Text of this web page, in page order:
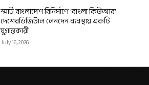
স্মার্ট বাংলাদেশ বিনির্মাণে ‘বাংলা কিউআর’
দেশেরডিজিটাল লেনদেন ব্যবস্থায় একটি
যুগান্তকারী
July 16, 2026